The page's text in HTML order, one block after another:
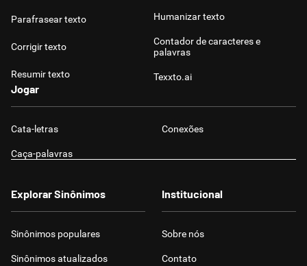
Parafrasear texto
Corrigir texto
Resumir texto
Humanizar texto
Contador de caracteres e
palavras
Texxto.ai
Jogar
Cata-letras Conexões
Caça-palavras
Explorar Sinônimos
Sinônimos populares
Sinônimos atualizados
Institucional
Sobre nós
Contato